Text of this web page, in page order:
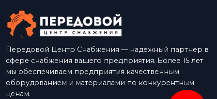
Передовой Центр Снабжения — надежный партнер в
сфере снабжения вашего предприятия. Более 15 лет
мы обеспечиваем предприятия качественным
оборудованием и материалами по конкурентным
ценам.